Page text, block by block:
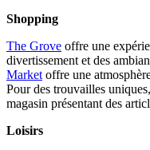
Shopping
The Grove offre une
divertissement et des
Marketoffre une
Pour des trouvailles
magasin présentant des
Loisirs